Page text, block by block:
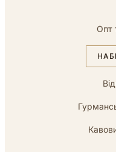
Опт